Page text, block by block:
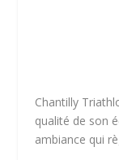
Chantilly
qualité de son
ambiance qui